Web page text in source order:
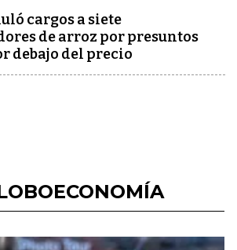
cargos a siete
de arroz por presuntos
debajo del precio